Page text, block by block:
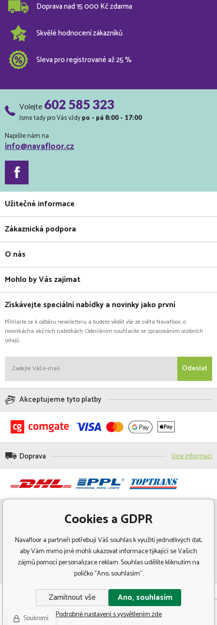
Doprava nad 15 000 Kč zdarma
Skvělé hodnocení zákazníků
Sleva pro registrované až 25 %
Volejte602 585 323
Jsme tady pro Vás vždy po - pá 8:00 - 17:00
Napište nám na
info@navafloor.cz
Užitečné informace
Zákaznická podpora
O nás
Mohlo by Vás zajímat
Získávejte speciální nabídky a novinky jako první
Přihlaste se k odběru newsletteru a budete vědět vše ze světa Navafloor, o
novinkácha akčních nabídkách. Odesláním souhlasíte se zpracováním osobních
údajů.
Odeslat
Akceptujeme tyto platby
Doprava Více informací
© Copyright 2018 Navafloor - Specializovaný prodej podlahových krytin.
Všechna práva vyhrazena.
Cookies a GDPR
Navafloor a partneři potřebují Váš souhlas k využití jednotlivých dat,
aby Vám mimo jiné mohli ukazovat informace týkající se Vašich
zájmů pomocí personalizace reklam. Souhlas udělíte kliknutím na
políčko "Ano, souhlasím".
Zamítnout vše Ano, souhlasím
Podrobné nastavení s vysvětlením zde
Soukromí